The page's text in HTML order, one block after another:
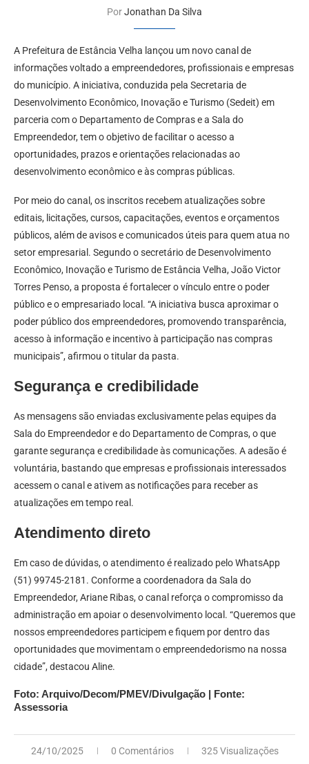
PorJonathan Da Silva
A Prefeitura de Estância Velha lançou um novo canal de
informações voltado a empreendedores, profissionais e empresas
do município. A iniciativa, conduzida pela Secretaria de
Desenvolvimento Econômico, Inovação e Turismo (Sedeit) em
parceria com o Departamento de Compras e a Sala do
Empreendedor, tem o objetivo de facilitar o acesso a
oportunidades, prazos e orientações relacionadas ao
desenvolvimento econômico e às compras públicas.
Por meio do canal, os inscritos recebem atualizações sobre
editais, licitações, cursos, capacitações, eventos e orçamentos
públicos, além de avisos e comunicados úteis para quem atua no
setor empresarial. Segundo o secretário de Desenvolvimento
Econômico, Inovação e Turismo de Estância Velha, João Victor
Torres Penso, a proposta é fortalecer o vínculo entre o poder
público e o empresariado local. “A iniciativa busca aproximar o
poder público dos empreendedores, promovendo transparência,
acesso à informação e incentivo à participação nas compras
municipais”, afirmou o titular da pasta.
Segurança e credibilidade
As mensagens são enviadas exclusivamente pelas equipes da
Sala do Empreendedor e do Departamento de Compras, o que
garante segurança e credibilidade às comunicações. A adesão é
voluntária, bastando que empresas e profissionais interessados
acessem o canal e ativem as notificações para receber as
atualizações em tempo real.
Atendimento direto
Em caso de dúvidas, o atendimento é realizado pelo WhatsApp
(51) 99745-2181. Conforme a coordenadora da Sala do
Empreendedor, Ariane Ribas, o canal reforça o compromisso da
administração em apoiar o desenvolvimento local. “Queremos que
nossos empreendedores participem e fiquem por dentro das
oportunidades que movimentam o empreendedorismo na nossa
cidade”, destacou Aline.
Foto: Arquivo/Decom/PMEV/Divulgação | Fonte:
Assessoria
24/10/2025 0 Comentários 325 Visualizações